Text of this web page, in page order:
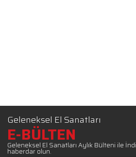
Geleneksel El Sanatları
E-BÜLTEN
Geleneksel El Sanatları Aylık Bülteni ile
haberdar olun.